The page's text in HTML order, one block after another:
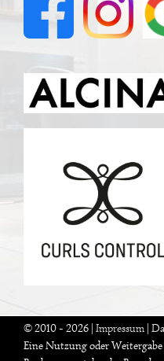
© 2010 - 2026 Impressum
Eine Nutzung oder